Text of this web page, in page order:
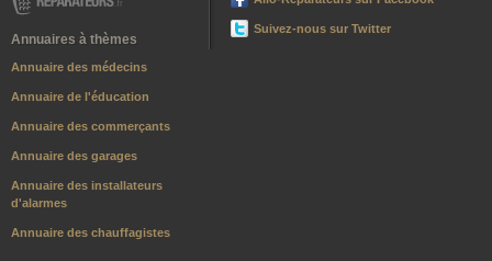
Annuaires à thèmes
Annuaire des médecins
Annuaire de l'éducation
Annuaire des commerçants
Annuaire des garages
Annuaire des installateurs
d'alarmes
Annuaire des chauffagistes
Suivez-nous sur Twitter